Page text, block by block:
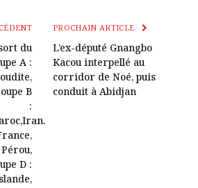
Lien
du
A :
B
:
D :
PROCHAIN ARTICLE
L’ex-député Gnangbo
Kacou interpellé au
corridor de Noé, puis
conduit à Abidjan